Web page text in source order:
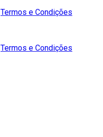
Termos e Condições
Termos e Condições